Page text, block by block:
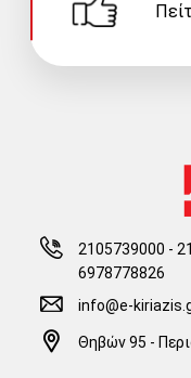
2105739000 -
6978778826
info@e-
Θηβών 95 -